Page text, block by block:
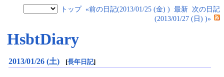
トップ «前の日記(2013/01/25 (金) ) 最新 次の日記
(2013/01/27 (日) )»
HsbtDiary
2013/01/26 (土) [長年日記]